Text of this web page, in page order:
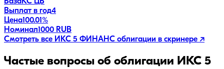
Выплат в год4
Цена100.01%
Номинал1000 RUB
Смотреть все ИКС 5 ФИНАНС облигации в скринере ↗
Частые вопросы об облигации ИКС 5